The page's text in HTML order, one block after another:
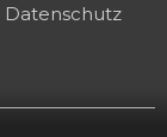
Datenschutz